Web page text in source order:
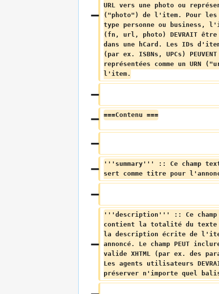
URL vers une photo ou
("photo") de l'item. Pour
type personne ou business,
(fn, url, photo) DEVRAIT être
dans une hCard. Les IDs
(par ex. ISBNs, UPCs)
représentées comme un URN
l'item.
===Contenu ===
'''summary''' :: Ce champ
sert comme titre pour
'''description''' :: Ce
contient la totalité du texte
la description écrite de
annoncé. Le champ PEUT
valide XHTML (par ex. des
Les agents utilisateurs
préserver n'importe quel